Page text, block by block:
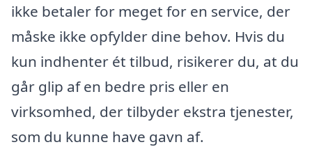
ikke betaler for meget for en service, der
måske ikke opfylder dine behov. Hvis du
kun indhenter ét tilbud, risikerer du, at du
går glip af en bedre pris eller en
virksomhed, der tilbyder ekstra tjenester,
som du kunne have gavn af.